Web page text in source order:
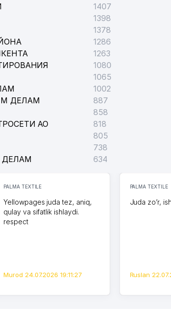
1407
1398
1378
1286
1263
1080
1065
1002
ДЕЛАМ
887
858
АО
818
805
738
634
PALMA TEXTILE
Yellowpages juda tez, aniq,
qulay va sifatlik ishlaydi.
respect
Murod 24.07.2026 19:11:27
PALMA TEXTILE
Juda zo’r,
Ruslan